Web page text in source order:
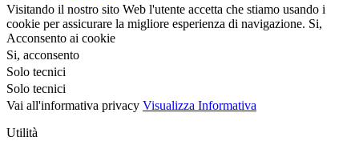
Visitando il nostro sito Web l'utente accetta che stiamo usando i
cookie per assicurare la migliore esperienza di navigazione. Si,
Acconsento ai cookie
Si, acconsento
Solo tecnici
Solo tecnici
Vai all'informativa privacy Visualizza Informativa
Utilità